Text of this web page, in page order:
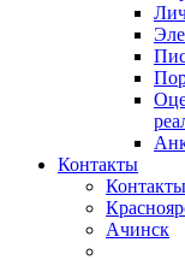
Контакты
Контакты
Ачинск